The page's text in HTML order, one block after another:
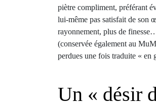
piètre compliment, préférant
lui-même pas satisfait de son
rayonnement, plus de
(conservée également au
perdues une fois traduite « en
Un « désir